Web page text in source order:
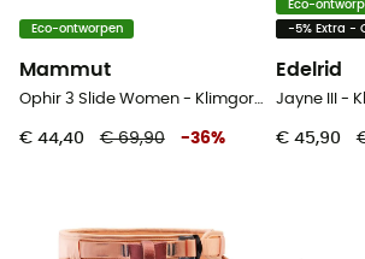
Eco-ontworpen
Mammut
Ophir 3 Slide Women - Klimgordel - Dames
€ 44,40 € 69,90 -36%
Eco-
-5% Extra -
Edelrid
Jayne III -
€ 45,90